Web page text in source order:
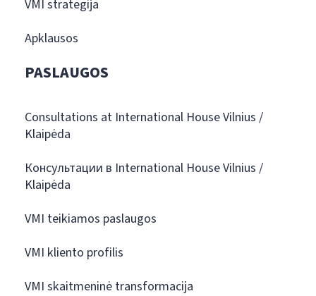
VMI strategija
Apklausos
PASLAUGOS
Consultations at International House Vilnius /
Klaipėda
Консультации в International House Vilnius /
Klaipėda
VMI teikiamos paslaugos
VMI kliento profilis
VMI skaitmeninė transformacija